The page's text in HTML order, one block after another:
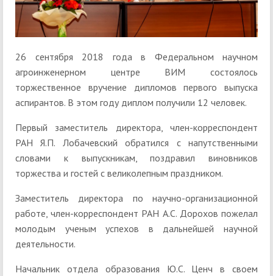
26 сентября 2018 года в Федеральном научном
агроинженерном центре ВИМ состоялось
торжественное вручение дипломов первого выпуска
аспирантов. В этом году диплом получили 12 человек.
Первый заместитель директора, член-корреспондент
РАН Я.П. Лобачевский обратился с напутственными
словами к выпускникам, поздравил виновников
торжества и гостей с великолепным праздником.
Заместитель директора по научно-организационной
работе, член-корреспондент РАН А.С. Дорохов пожелал
молодым ученым успехов в дальнейшей научной
деятельности.
Начальник отдела образования Ю.С. Ценч в своем